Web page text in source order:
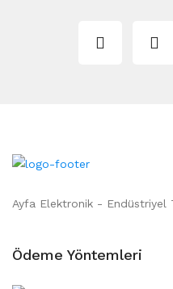
Ayfa Elektronik - Endüstriyel
Ödeme Yöntemleri